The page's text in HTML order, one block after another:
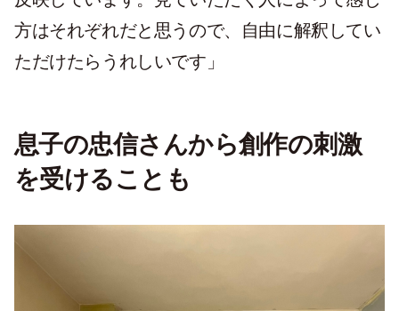
方はそれぞれだと思うので、自由に解釈してい
ただけたらうれしいです」
息子の忠信さんから創作の刺激
を受けることも